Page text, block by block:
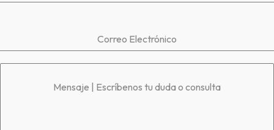
Correo Electrónico
Mensaje | Escríbenos tu duda o consulta